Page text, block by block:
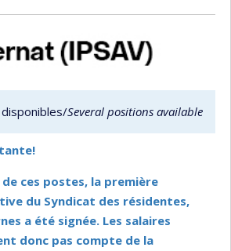
Several positions available
de ces postes, la première
du Syndicat des résidentes,
a été signée. Les salaires
donc pas compte de la